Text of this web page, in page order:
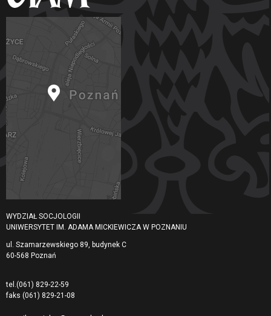
WYDZIAŁ SOCJOLOGII
UNIWERSYTET IM. ADAMA MICKIEWICZA W POZNANIU
ul. Szamarzewskiego 89, budynek C
60-568 Poznań
tel.(061) 829-22-59
faks (061) 829-21-08